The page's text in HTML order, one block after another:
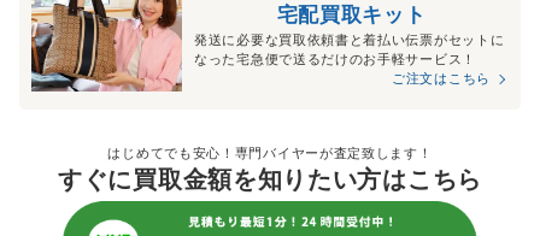
宅配買取キット
発送に必要な買取依頼書と着払い伝票がセットに
なった宅急便で送るだけのお手軽サービス！
ご注文はこちら
はじめてでも安心！専門バイヤーが査定致します！
すぐに買取金額を知りたい方はこちら